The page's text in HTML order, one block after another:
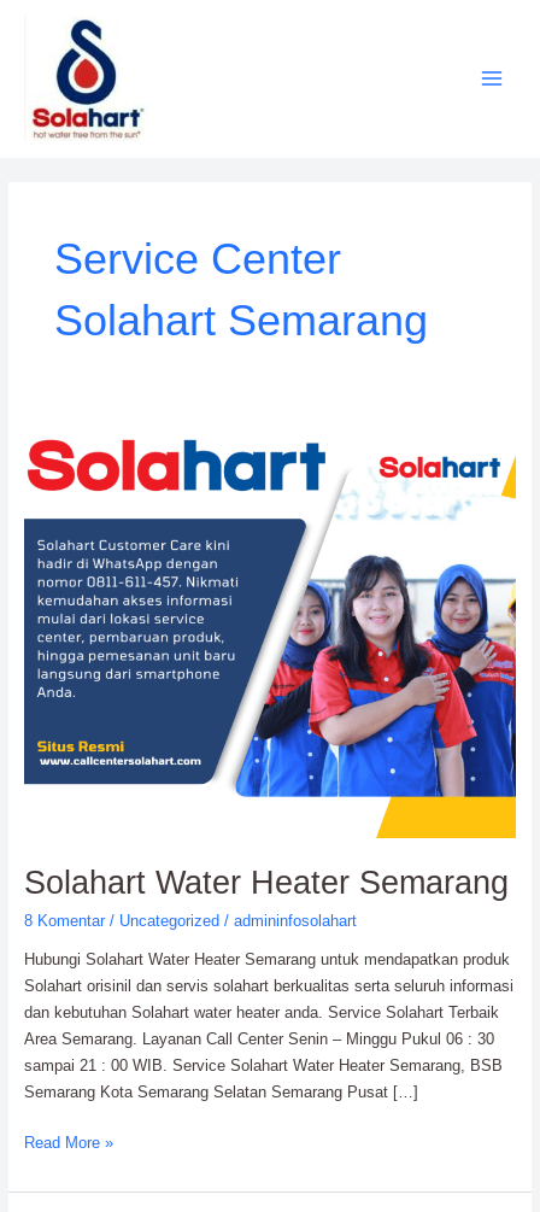
Service Center
Solahart Semarang
Solahart Water Heater Semarang
8 Komentar / Uncategorized/ admininfosolahart
Hubungi Solahart Water Heater Semarang untuk mendapatkan produk
Solahart orisinil dan servis solahart berkualitas serta seluruh informasi
dan kebutuhan Solahart water heater anda. Service Solahart Terbaik
Area Semarang. Layanan Call Center Senin – Minggu Pukul 06 : 30
sampai 21 : 00 WIB. Service Solahart Water Heater Semarang, BSB
Semarang Kota Semarang Selatan Semarang Pusat […]
Solahart
Water
Heater
Semarang
Read More »